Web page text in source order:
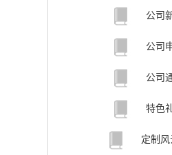
公司
公司
公司
特色
定制